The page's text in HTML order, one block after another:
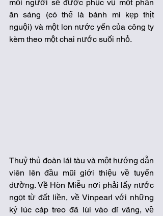
mỗi người sẽ được phục vụ một phần
ăn sáng (có thể là bánh mì kẹp thịt
nguội) và một lon nước yến của công ty
kèm theo một chai nước suối nhỏ.
Thuỷ thủ đoàn lái tàu và một hướng dẫn
viên lên đầu mũi giới thiệu về tuyến
đường. Về Hòn Miễu nơi phải lấy nước
ngọt từ đất liền, về Vinpearl với những
kỷ lúc cáp treo đã lùi vào dĩ vãng, về